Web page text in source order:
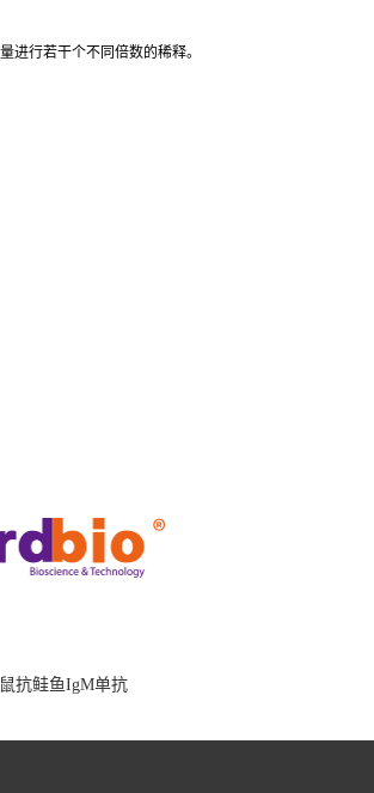
进行若干个不同倍数的稀释。
鼠抗鲑鱼IgM单抗